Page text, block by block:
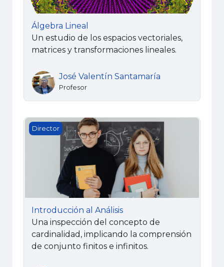
Álgebra Lineal
Un estudio de los espacios vectoriales,
matrices y transformaciones lineales.
José Valentín Santamaría
Profesor
Introducción al Análisis
Director
Introducción al Análisis
Una inspección del concepto de
cardinalidad, implicando la comprensión
de conjunto finitos e infinitos.